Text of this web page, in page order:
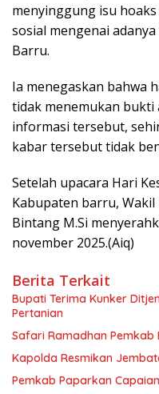
menyinggung isu
sosial mengenai
Barru.
Ia menegaskan bahwa
tidak menemukan
informasi tersebut,
kabar tersebut tidak
Setelah upacara Hari
Kabupaten barru, Wakil
Bintang M.Si
november 2025.(Aiq)
Berita Terkait
Bupati Terima Kunker
Pertanian
Safari Ramadhan Pemkab
Kapolda Resmikan
Pemkab Paparkan